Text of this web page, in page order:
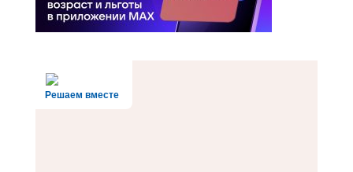
Решаем вместе